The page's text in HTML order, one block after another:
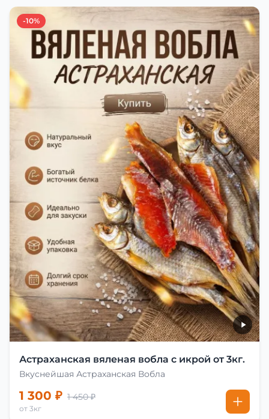
-10%
Астраханская вяленая вобла с икрой от 3кг.
Вкуснейшая Астраханская Вобла
1 300 ₽ 1 450 ₽
от 3кг